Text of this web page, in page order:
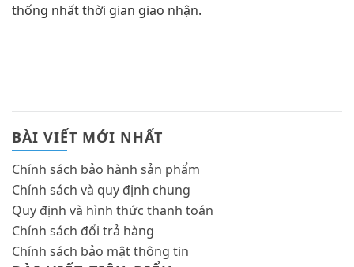
thống nhất thời gian giao nhận.
BÀI VIẾT MỚI NHẤT
Chính sách bảo hành sản phẩm
Chính sách và quy định chung
Quy định và hình thức thanh toán
Chính sách đổi trả hàng
Chính sách bảo mật thông tin